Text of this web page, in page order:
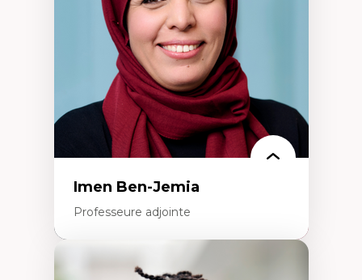
Imen Ben-Jemia
Professeure adjointe
Expertises